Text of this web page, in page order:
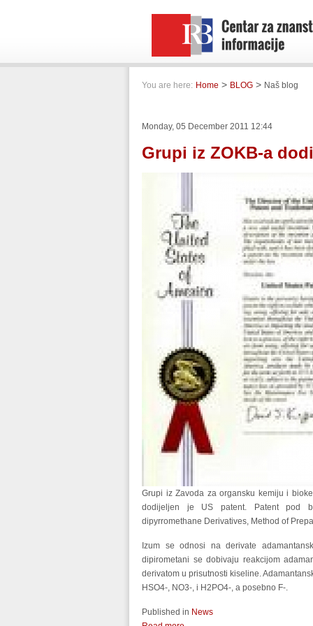
You are here: Home > BLOG > Naš blog
Monday, 05 December 2011 12:44
Grupi iz ZOKB-a
Grupi iz Zavoda za organsku kemiju i
dodijeljen je US patent. Patent pod
dipyrromethane Derivatives, Method of
Izum se odnosi na derivate
dipirometani se dobivaju reakcijom
derivatom u prisutnosti kiseline.
HSO4-, NO3-, i H2PO4-, a posebno F-.
Published in News